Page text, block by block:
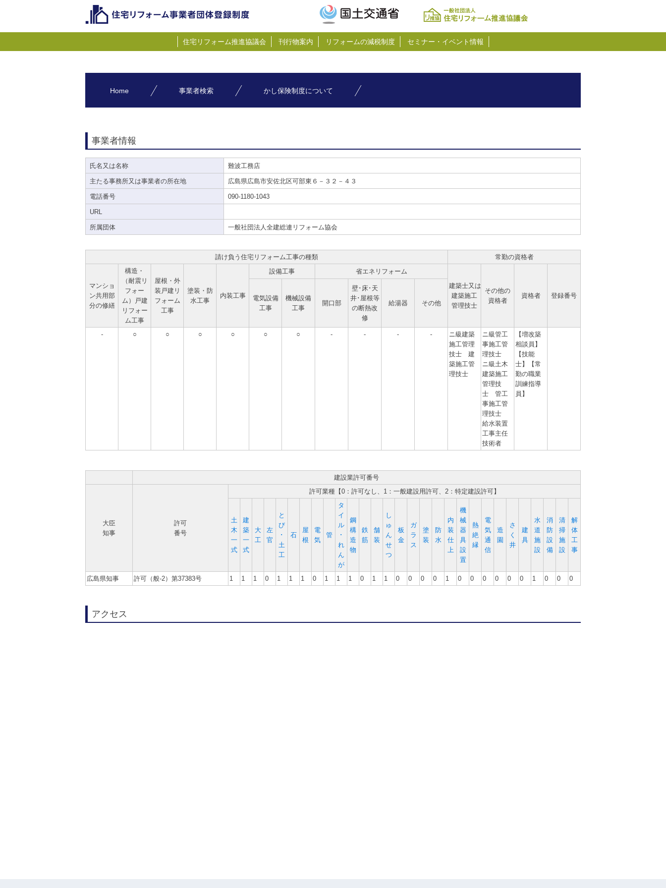
住宅リフォーム推進協議会 刊行物案内 リフォームの減税制度 セミナー・イベント情報
Home 事業者検索 かし保険制度について
事業者情報
氏名又は名称 難波工務店
主たる事務所又は事業者の所在地 広島県広島市安佐北区可部東６－３２－４３
電話番号 090-1180-1043
URL
所属団体 一般社団法人全建総連リフォーム協会
請け負う住宅リフォーム工事の種類 常勤の資格者
マンショ
ン共用部
分の修繕
構造・
（耐震リ
フォー
ム）戸建
リフォー
ム工事
屋根・外
装戸建リ
フォーム
工事
塗装・防
水工事
内装工事
設備工事
省エネリフォーム
建築士又は
建築施工
管理技士
その他の
資格者
資格者 登録番号
電気設備
工事
機械設備
工事
開口部
壁･床･天
井･屋根等
の断熱改
修
給湯器 その他
- ○ ○ ○ ○ ○ ○ - - - -
ニ級建築
施工管理
技士 建
築施工管
理技士
ニ級管工
事施工管
理技士
ニ級土木
建築施工
管理技
士 管工
事施工管
理技士
給水装置
工事主任
技術者
【増改築
相談員】
【技能
士】【常
勤の職業
訓練指導
員】
建設業許可番号
大臣
知事
許可
番号
許可業種【0：許可なし、1：一般建設用許可、2：特定建設許可】
土
木
一
式
建
築
一
式
大
工
左
官
と
び
･
土
工
石
屋
根
電
気
管
タ
イ
ル
･
れ
ん
が
鋼
構
造
物
鉄
筋
舗
装
し
ゅ
ん
せ
つ
板
金
ガ
ラ
ス
塗
装
防
水
内
装
仕
上
機
械
器
具
設
置
熱
絶
縁
電
気
通
信
造
園
さ
く
井
建
具
水
道
施
設
消
防
設
備
清
掃
施
設
解
体
工
事
広島県知事 許可（般-2）第37383号 1 1 1 0 1 1 1 0 1 1 1 0 1 1 0 0 0 0 1 0 0 0 0 0 0 1 0 0 0
アクセス